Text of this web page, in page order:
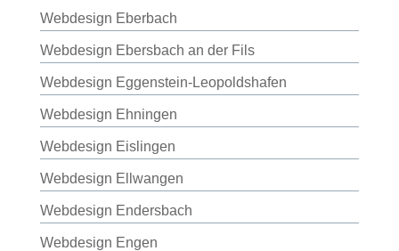
Webdesign Eberbach
Webdesign Ebersbach an der Fils
Webdesign Eggenstein-Leopoldshafen
Webdesign Ehningen
Webdesign Eislingen
Webdesign Ellwangen
Webdesign Endersbach
Webdesign Engen